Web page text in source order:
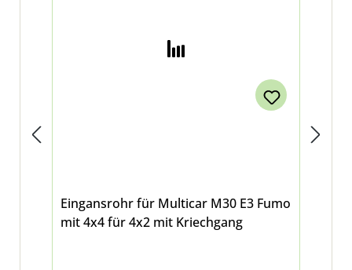
Eingansrohr für Multicar M30 E3 Fumo
mit 4x4 für 4x2 mit Kriechgang